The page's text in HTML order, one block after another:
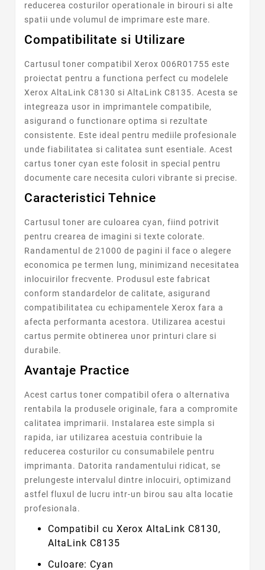
reducerea costurilor operationale in birouri si alte
spatii unde volumul de imprimare este mare.
Compatibilitate si Utilizare
Cartusul toner compatibil Xerox 006R01755 este
proiectat pentru a functiona perfect cu modelele
Xerox AltaLink C8130 si AltaLink C8135. Acesta se
integreaza usor in imprimantele compatibile,
asigurand o functionare optima si rezultate
consistente. Este ideal pentru mediile profesionale
unde fiabilitatea si calitatea sunt esentiale. Acest
cartus toner cyan este folosit in special pentru
documente care necesita culori vibrante si precise.
Caracteristici Tehnice
Cartusul toner are culoarea cyan, fiind potrivit
pentru crearea de imagini si texte colorate.
Randamentul de 21000 de pagini il face o alegere
economica pe termen lung, minimizand necesitatea
inlocuirilor frecvente. Produsul este fabricat
conform standardelor de calitate, asigurand
compatibilitatea cu echipamentele Xerox fara a
afecta performanta acestora. Utilizarea acestui
cartus permite obtinerea unor printuri clare si
durabile.
Avantaje Practice
Acest cartus toner compatibil ofera o alternativa
rentabila la produsele originale, fara a compromite
calitatea imprimarii. Instalarea este simpla si
rapida, iar utilizarea acestuia contribuie la
reducerea costurilor cu consumabilele pentru
imprimanta. Datorita randamentului ridicat, se
prelungeste intervalul dintre inlocuiri, optimizand
astfel fluxul de lucru intr-un birou sau alta locatie
profesionala.
Compatibil cu Xerox AltaLink C8130,
AltaLink C8135
Culoare: Cyan